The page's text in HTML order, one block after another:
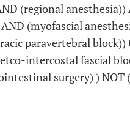
(regional
(myofascial
paravertebral
intercostal fascial
surgery) ) NOT